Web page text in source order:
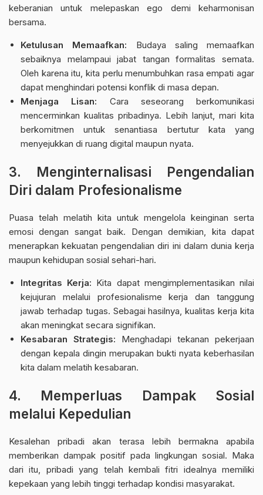
keberanian untuk melepaskan ego demi keharmonisan
bersama.
Ketulusan Memaafkan: Budaya saling memaafkan
sebaiknya melampaui jabat tangan formalitas semata.
Oleh karena itu, kita perlu menumbuhkan rasa empati agar
dapat menghindari potensi konflik di masa depan.
Menjaga Lisan: Cara seseorang berkomunikasi
mencerminkan kualitas pribadinya. Lebih lanjut, mari kita
berkomitmen untuk senantiasa bertutur kata yang
menyejukkan di ruang digital maupun nyata.
3. Menginternalisasi Pengendalian
Diri dalam Profesionalisme
Puasa telah melatih kita untuk mengelola keinginan serta
emosi dengan sangat baik. Dengan demikian, kita dapat
menerapkan kekuatan pengendalian diri ini dalam dunia kerja
maupun kehidupan sosial sehari-hari.
Integritas Kerja: Kita dapat mengimplementasikan nilai
kejujuran melalui profesionalisme kerja dan tanggung
jawab terhadap tugas. Sebagai hasilnya, kualitas kerja kita
akan meningkat secara signifikan.
Kesabaran Strategis: Menghadapi tekanan pekerjaan
dengan kepala dingin merupakan bukti nyata keberhasilan
kita dalam melatih kesabaran.
4. Memperluas Dampak Sosial
melalui Kepedulian
Kesalehan pribadi akan terasa lebih bermakna apabila
memberikan dampak positif pada lingkungan sosial. Maka
dari itu, pribadi yang telah kembali fitri idealnya memiliki
kepekaan yang lebih tinggi terhadap kondisi masyarakat.